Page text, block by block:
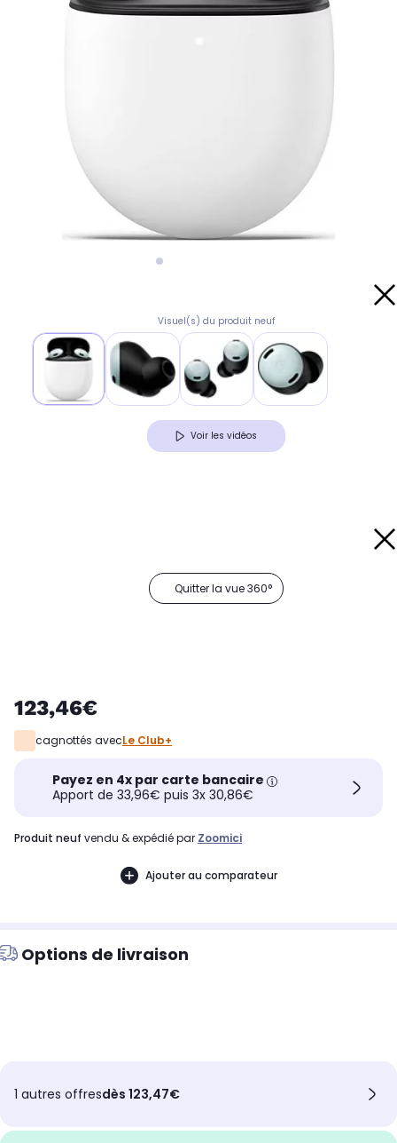
Visuel(s) du produit neuf
Voir les vidéos
Quitter la vue 360°
123,46€
cagnottés avecLe Club+
Payez en 4x par carte bancaire
Apport de 33,96€ puis 3x 30,86€
produit neuf vendu & expédié par Zoomici
Ajouter au comparateur
Options de livraison
1 autres offresdès 123,47€